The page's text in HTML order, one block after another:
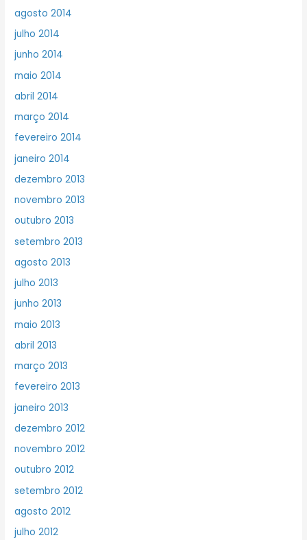
agosto 2014
julho 2014
junho 2014
maio 2014
abril 2014
março 2014
fevereiro 2014
janeiro 2014
dezembro 2013
novembro 2013
outubro 2013
setembro 2013
agosto 2013
julho 2013
junho 2013
maio 2013
abril 2013
março 2013
fevereiro 2013
janeiro 2013
dezembro 2012
novembro 2012
outubro 2012
setembro 2012
agosto 2012
julho 2012